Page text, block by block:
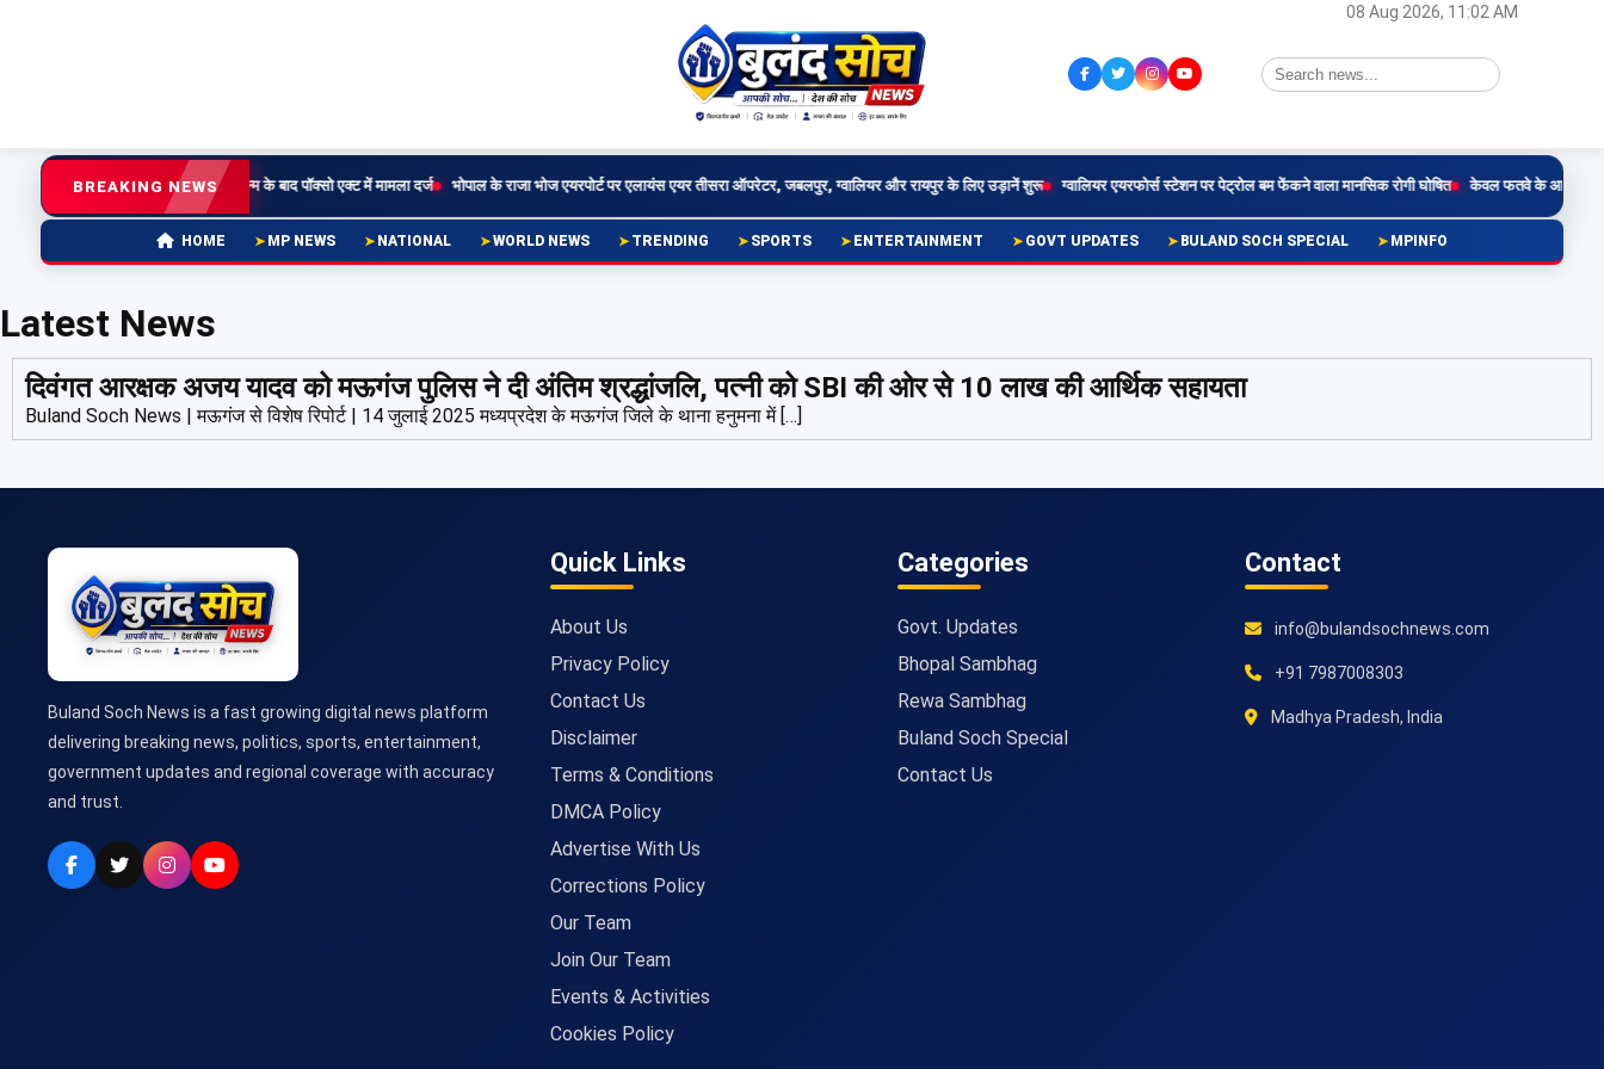
08 Aug 2026, 11:02 AM
BREAKING NEWS
से रिश्तेदार ने किया दुष्कर्म, बच्चे के जन्म के बाद पॉक्सो एक्ट में मामला दर्ज भोपाल के राजा भोज एयरपोर्ट पर एलायंस एयर तीसरा ऑपरेटर, जबलपुर, ग्वालियर और रायपुर के लिए उड़ानें शुरू ग्वालियर एयरफोर्स स्टेशन पर पेट्रोल बम फेंकने वाला मानसिक रोगी घोषित केवल फतवे के आधार पर तलाक
HOME MP NEWS NATIONAL WORLD NEWS TRENDING SPORTS ENTERTAINMENT GOVT UPDATES BULAND SOCH SPECIAL MPINFO
Latest News
दिवंगत आरक्षक अजय यादव को मऊगंज पुलिस ने दी अंतिम श्रद्धांजलि, पत्नी को SBI की ओर से 10 लाख की आर्थिक सहायता
Buland Soch News | मऊगंज से विशेष रिपोर्ट | 14 जुलाई 2025 मध्यप्रदेश के मऊगंज जिले के थाना हनुमना में […]
Buland Soch News is a fast growing digital news platform
delivering breaking news, politics, sports, entertainment,
government updates and regional coverage with accuracy
and trust.
Quick Links
About Us
Privacy Policy
Contact Us
Disclaimer
Terms & Conditions
DMCA Policy
Advertise With Us
Corrections Policy
Our Team
Join Our Team
Events & Activities
Cookies Policy
Categories
Govt. Updates
Bhopal Sambhag
Rewa Sambhag
Buland Soch Special
Contact Us
Contact
info@bulandsochnews.com
+91 7987008303
Madhya Pradesh, India